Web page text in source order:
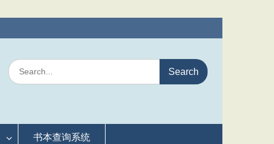
Search
for:
书本查询系统